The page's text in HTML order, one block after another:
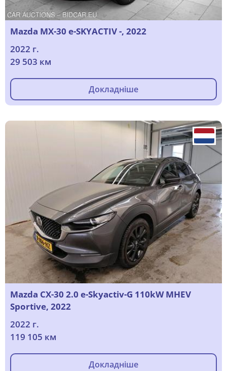
Mazda MX-30 e-SKYACTIV -, 2022
2022 г.
29 503 км
Докладніше
Mazda CX-30 2.0 e-Skyactiv-G 110kW MHEV
Sportive, 2022
2022 г.
119 105 км
Докладніше